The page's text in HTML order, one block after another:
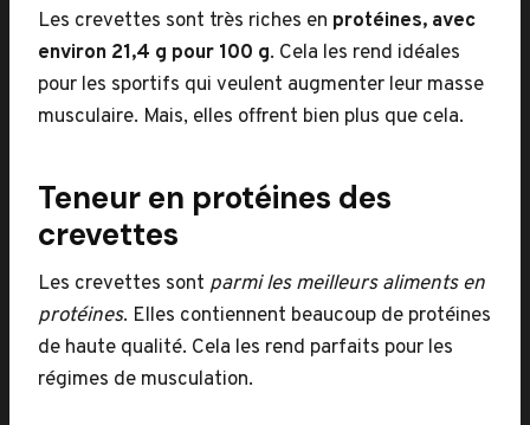
Les crevettes sont très riches en protéines, avec
environ 21,4 g pour 100 g. Cela les rend idéales
pour les sportifs qui veulent augmenter leur masse
musculaire. Mais, elles offrent bien plus que cela.
Teneur en protéines des
crevettes
Les crevettes sont parmi les meilleurs aliments en
protéines. Elles contiennent beaucoup de protéines
de haute qualité. Cela les rend parfaits pour les
régimes de musculation.